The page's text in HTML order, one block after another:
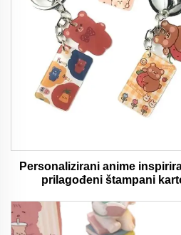
Personalizirani anime
prilagođeni štampani